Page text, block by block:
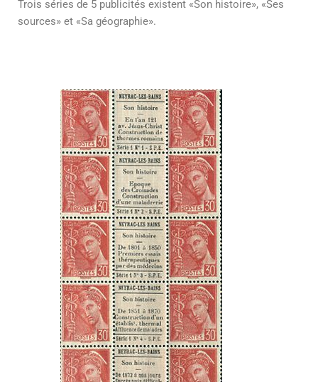
Trois séries de 5 publicités existent «Son histoire», «Ses
sources» et «Sa géographie».